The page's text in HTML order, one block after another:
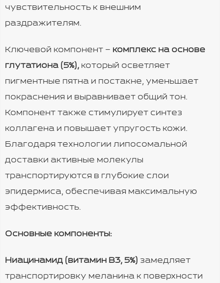
чувствительность к внешним
раздражителям.
Ключевой компонент – комплекс на основе
глутатиона (5%), который осветляет
пигментные пятна и постакне, уменьшает
покраснения и выравнивает общий тон.
Компонент также стимулирует синтез
коллагена и повышает упругость кожи.
Благодаря технологии липосомальной
доставки активные молекулы
транспортируются в глубокие слои
эпидермиса, обеспечивая максимальную
эффективность.
Основные компоненты:
Ниацинамид (витамин B3, 5%) замедляет
транспортировку меланина к поверхности